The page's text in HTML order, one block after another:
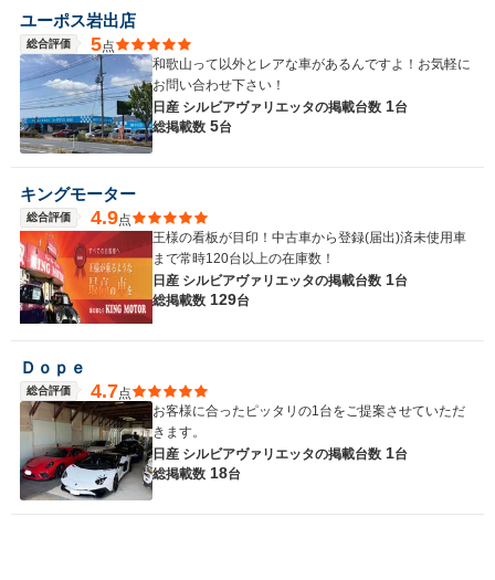
ユーポス岩出店
総合評価 5点
和歌山って以外とレアな車があるんですよ！お気軽に
お問い合わせ下さい！
日産 シルビアヴァリエッタの掲載台数 1台
総掲載数 5台
キングモーター
総合評価 4.9点
王様の看板が目印！中古車から登録(届出)済未使用車
まで常時120台以上の在庫数！
日産 シルビアヴァリエッタの掲載台数 1台
総掲載数 129台
Ｄｏｐｅ
総合評価 4.7点
お客様に合ったピッタリの1台をご提案させていただ
きます。
日産 シルビアヴァリエッタの掲載台数 1台
総掲載数 18台